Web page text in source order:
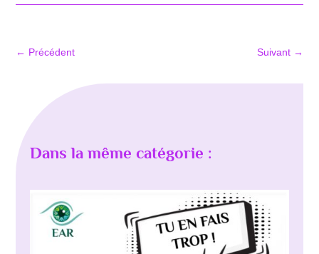
← Précédent Suivant→
Dans la même catégorie :